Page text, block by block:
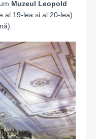
Muzeul Leopold
al 19-lea si al 20-lea)